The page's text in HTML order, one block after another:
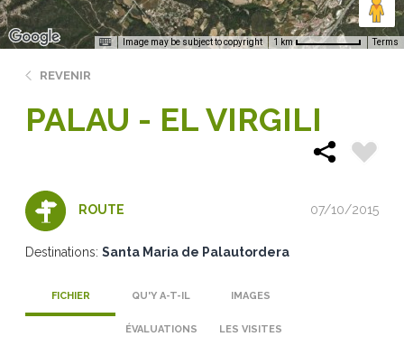
Image may be subject to copyright 1 km Terms
REVENIR
PALAU - EL VIRGILI
ROUTE 07/10/2015
Destinations: Santa Maria de Palautordera
FICHIER QU'Y A-T-IL IMAGES
ÉVALUATIONS LES VISITES